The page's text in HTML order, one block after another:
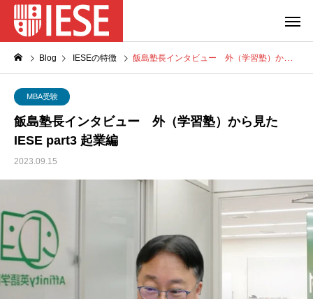
Blog IESEの特徴 飯島塾長インタビュー 外（学習塾）から見たIESE part3 起業編
MBA受験
飯島塾長インタビュー 外（学習塾）から見た
IESE part3 起業編
2023.09.15